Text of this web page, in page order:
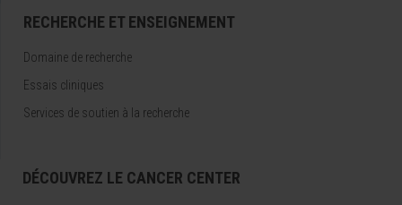
RECHERCHE ET ENSEIGNEMENT
Domaine de recherche
Essais cliniques
Services de soutien à la recherche
DÉCOUVREZ LE CANCER CENTER